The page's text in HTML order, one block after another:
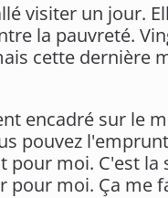
visiter un jour.
la pauvreté.
cette dernière
encadré sur le
pouvez
moi. C'est la
moi. Ça me